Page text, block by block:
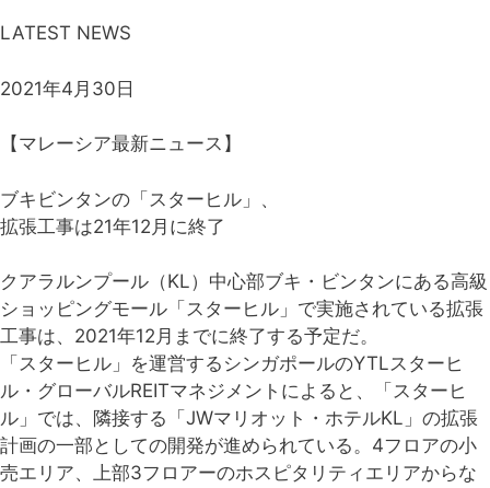
LATEST NEWS
2021年4月30日
【マレーシア最新ニュース】
ブキビンタンの「スターヒル」、
拡張工事は21年12月に終了
クアラルンプール（KL）中心部ブキ・ビンタンにある高級
ショッピングモール「スターヒル」で実施されている拡張
工事は、2021年12月までに終了する予定だ。
「スターヒル」を運営するシンガポールのYTLスターヒ
ル・グローバルREITマネジメントによると、「スターヒ
ル」では、隣接する「JWマリオット・ホテルKL」の拡張
計画の一部としての開発が進められている。4フロアの小
売エリア、上部3フロアーのホスピタリティエリアからな